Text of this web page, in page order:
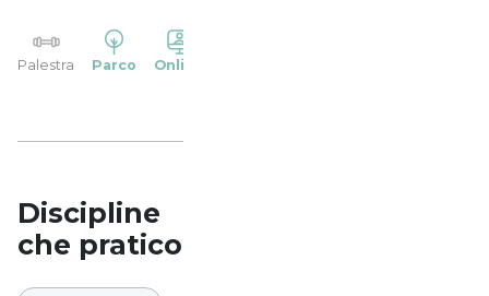
Palestra Parco Online
Discipline
che pratico